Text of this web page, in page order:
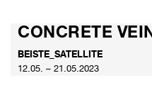
CONCRETE
BEISTE_SATELLITE
12.05. – 21.05.2023